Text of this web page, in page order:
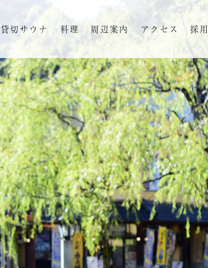
貸切サウナ 料理 周辺案内 アクセス 採用